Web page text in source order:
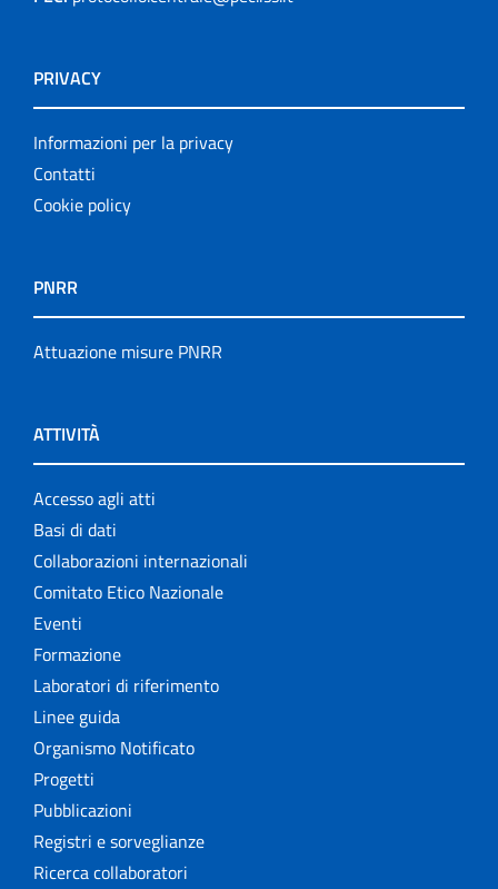
PRIVACY
Informazioni per la privacy
Contatti
Cookie policy
PNRR
Attuazione misure PNRR
ATTIVITÀ
Accesso agli atti
Basi di dati
Collaborazioni internazionali
Comitato Etico Nazionale
Eventi
Formazione
Laboratori di riferimento
Linee guida
Organismo Notificato
Progetti
Pubblicazioni
Registri e sorveglianze
Ricerca collaboratori